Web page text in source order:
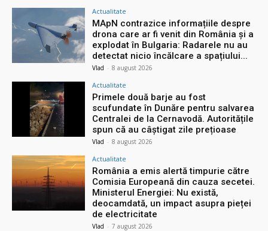
Actualitate
MApN contrazice informațiile despre
drona care ar fi venit din România și a
explodat în Bulgaria: Radarele nu au
detectat nicio încălcare a spațiului...
Vlad - 8 august 2026
Actualitate
Primele două barje au fost
scufundate în Dunăre pentru salvarea
Centralei de la Cernavodă. Autoritățile
spun că au câștigat zile prețioase
Vlad - 8 august 2026
Actualitate
România a emis alertă timpurie către
Comisia Europeană din cauza secetei.
Ministerul Energiei: Nu există,
deocamdată, un impact asupra pieței
de electricitate
Vlad - 7 august 2026